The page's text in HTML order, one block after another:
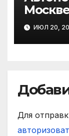
ИЮЛ 20,
Для